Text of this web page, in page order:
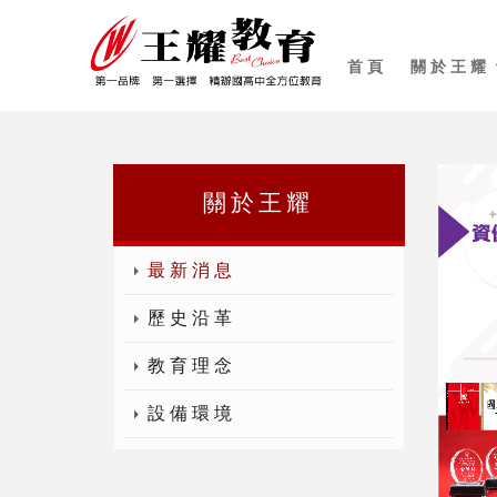
首頁 關於王耀
關於王耀
最新消息
歷史沿革
教育理念
設備環境